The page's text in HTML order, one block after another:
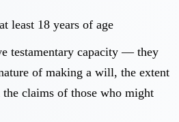
least 18 years of age
testamentary capacity — they
of making a will, the extent
claims of those who might